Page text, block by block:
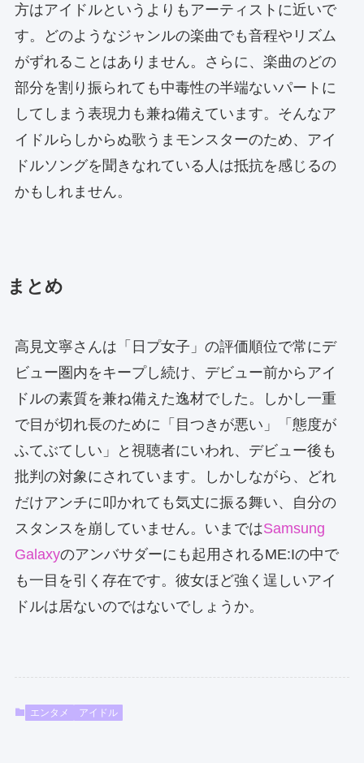
方はアイドルというよりもアーティストに近いで
す。どのようなジャンルの楽曲でも音程やリズム
がずれることはありません。さらに、楽曲のどの
部分を割り振られても中毒性の半端ないパートに
してしまう表現力も兼ね備えています。そんなア
イドルらしからぬ歌うまモンスターのため、アイ
ドルソングを聞きなれている人は抵抗を感じるの
かもしれません。
まとめ
高見文寧さんは「日プ女子」の評価順位で常にデ
ビュー圏内をキープし続け、デビュー前からアイ
ドルの素質を兼ね備えた逸材でした。しかし一重
で目が切れ長のために「目つきが悪い」「態度が
ふてぶてしい」と視聴者にいわれ、デビュー後も
批判の対象にされています。しかしながら、どれ
だけアンチに叩かれても気丈に振る舞い、自分の
スタンスを崩していません。いまではSamsung
Galaxyのアンバサダーにも起用されるME:Iの中で
も一目を引く存在です。彼女ほど強く逞しいアイ
ドルは居ないのではないでしょうか。
エンタメ アイドル